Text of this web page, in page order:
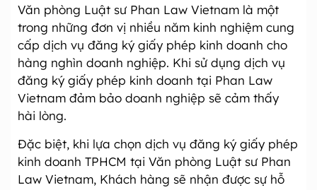
Văn phòng Luật sư Phan Law Vietnam là một
trong những đơn vị nhiều năm kinh nghiệm cung
cấp dịch vụ đăng ký giấy phép kinh doanh cho
hàng nghìn doanh nghiệp. Khi sử dụng dịch vụ
đăng ký giấy phép kinh doanh tại Phan Law
Vietnam đảm bảo doanh nghiệp sẽ cảm thấy
hài lòng.
Đặc biệt, khi lựa chọn dịch vụ đăng ký giấy phép
kinh doanh TPHCM tại Văn phòng Luật sư Phan
Law Vietnam, Khách hàng sẽ nhận được sự hỗ